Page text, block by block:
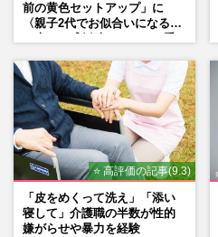
前の黄色セットアップ」に
〈親子2代でお似合いになる〉
⭐ 高評価の記事(9.3)
「皮をめくって洗え」「添い
寝して」介護職の半数が性的
嫌がらせや暴力を経験